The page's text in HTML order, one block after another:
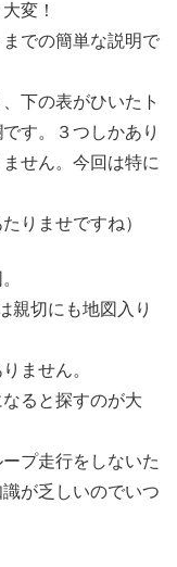
変！
での簡単な説明で
下の表がひいたト
す。３つしかあり
せん。今回は特に
りませですね）
親切にも地図入り
ません。
ると探すのが大
プ走行をしないた
が乏しいのでいつ